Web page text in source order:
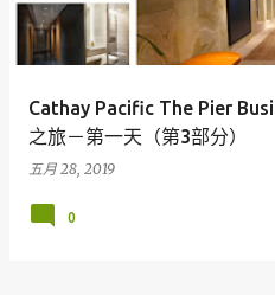
Cathay Pacific The Pier
之旅－第一天（第3部分）
五月 28, 2019
0